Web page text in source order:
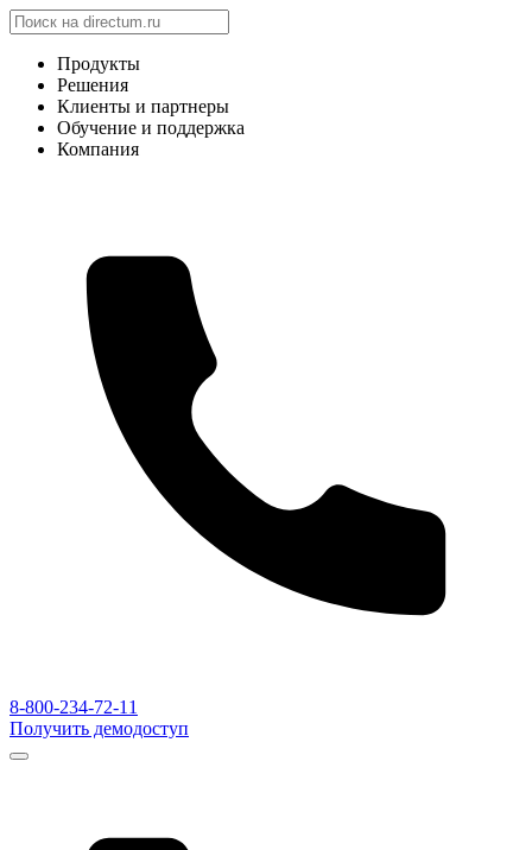
Продукты
Решения
Клиенты и партнеры
Обучение и поддержка
Компания
8-800-234-72-11
Получить демодоступ